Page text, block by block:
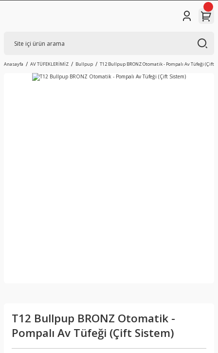
Anasayfa AV TÜFEKLERİMİZ Bullpup T12 Bullpup BRONZ Otomatik - Pompalı Av Tüfeği (Çift
T12 Bullpup BRONZ Otomatik -
Pompalı Av Tüfeği (Çift Sistem)